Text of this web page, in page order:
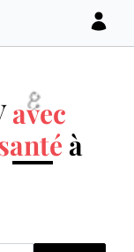
avec
à